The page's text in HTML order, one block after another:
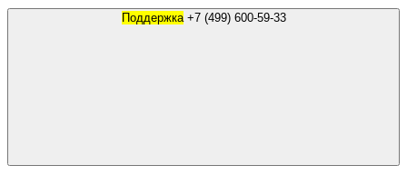
Поддержка +7 (499) 600-59-33